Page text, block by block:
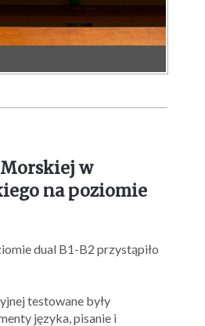
w
na poziomie
dual B1-B2 przystąpiło
testowane były
języka, pisanie i